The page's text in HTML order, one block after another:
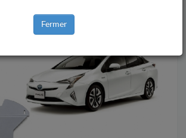
Fermer